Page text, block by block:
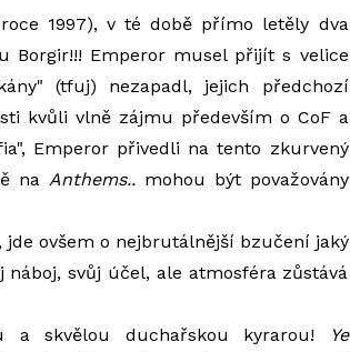
1997), v té době přímo letěly dva
Borgir!!! Emperor musel přijít s velice
(tfuj) nezapadl, jejich předchozí
kvůli vlně zájmu především o CoF a
Emperor přivedli na tento zkurvený
na Anthems..mohou být považovány
ovšem o nejbrutálnější bzučení jaký
svůj účel, ale atmosféra zůstává
a skvělou duchařskou kyrarou!
Ye